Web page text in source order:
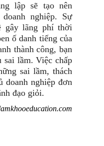
lập sẽ tạo nên
nghiệp. Sự
gây lãng phí thời
ố danh tiếng của
thành công, bạn
sai lầm. Việc chấp
sai lầm, thách
doanh nghiệp đơn
đạo giỏi.